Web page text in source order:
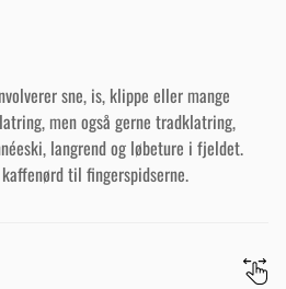
sne, is, klippe eller mange
men også gerne tradklatring,
langrend og løbeture i fjeldet.
til fingerspidserne.